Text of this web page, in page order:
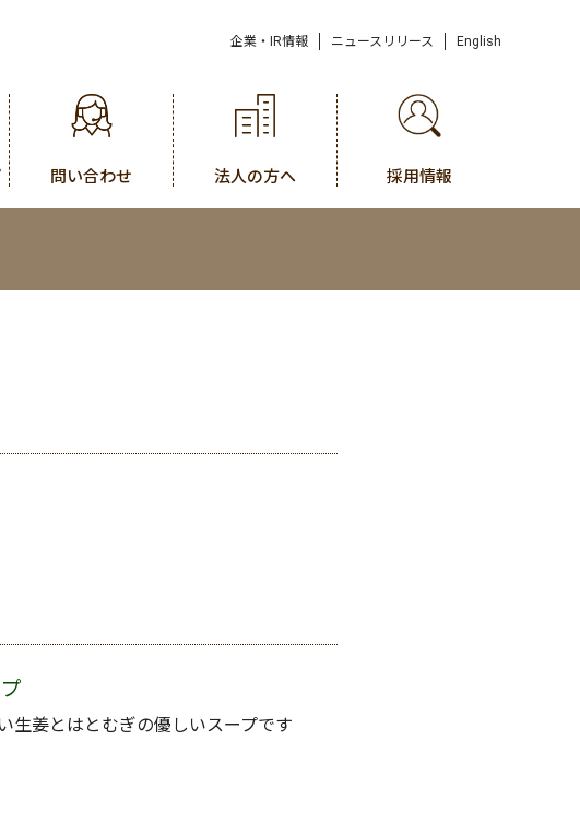
企業・IR情報 ニュースリリース English
問い合わせ 法人の方へ 採用情報
生姜とはとむぎの優しいスープです